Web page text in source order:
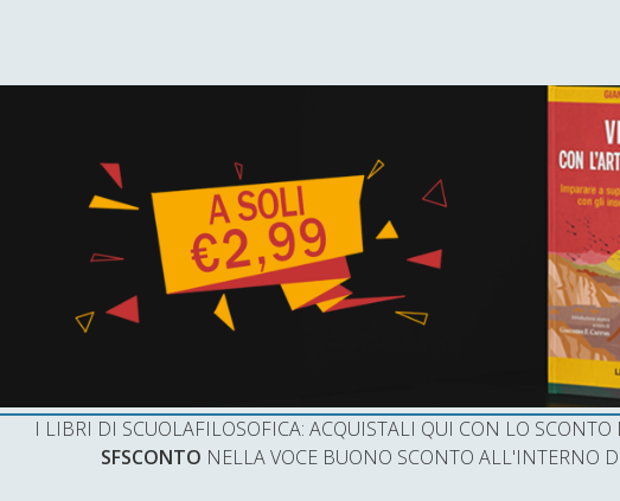
I LIBRI DI SCUOLAFILOSOFICA: ACQUISTALI QUI CON LO
SFSCONTO NELLA VOCE BUONO SCONTO ALL'INTERNO